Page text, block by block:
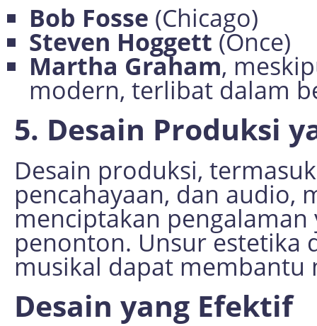
Bob Fosse (Chicago)
Steven Hoggett (Once)
Martha Graham,
modern, terlibat dalam
5. Desain Produksi
Desain produksi,
pencahayaan, dan audio,
menciptakan
penonton. Unsur estetika
musikal dapat membantu
Desain yang Efektif